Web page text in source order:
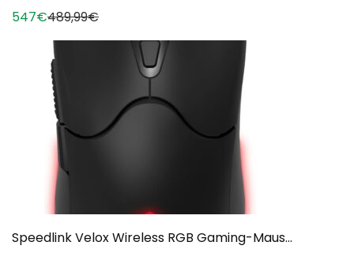
547€489,99€
Speedlink Velox Wireless RGB Gaming-Maus...